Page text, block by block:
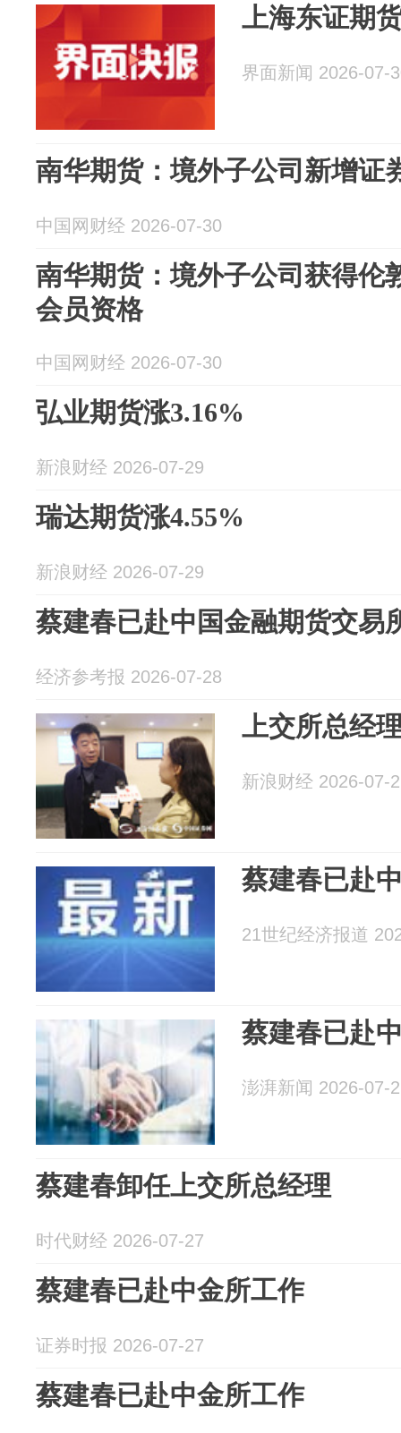
上海东证期
界面新闻 2026-07-
南华期货：境外子公司新增证
中国网财经 2026-07-30
南华期货：境外子公司获得伦
会员资格
中国网财经 2026-07-30
弘业期货涨3.16%
新浪财经 2026-07-29
瑞达期货涨4.55%
新浪财经 2026-07-29
蔡建春已赴中国金融期货交易
经济参考报 2026-07-28
上交所总经
新浪财经 2026-07-
蔡建春已赴
21世纪经济报道
蔡建春已赴
澎湃新闻 2026-07-
蔡建春卸任上交所总经理
时代财经 2026-07-27
蔡建春已赴中金所工作
证券时报 2026-07-27
蔡建春已赴中金所工作